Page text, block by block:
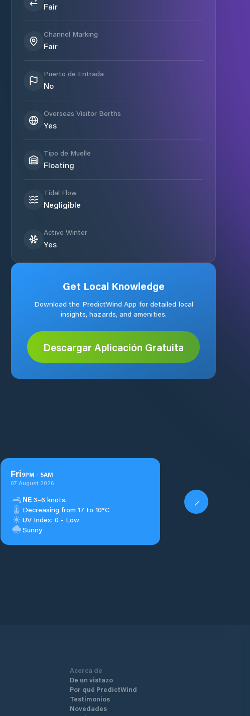
Fair
Channel Marking
Fair
Puerto de Entrada
No
Overseas Visitor Berths
Yes
Tipo de Muelle
Floating
Tidal Flow
Negligible
Active Winter
Yes
Get Local Knowledge
Download the PredictWind App for detailed local
insights, hazards, and amenities.
Descargar Aplicación Gratuita
Fri9PM - 5AM
07 August 2026
NE 3–6 knots.
Decreasing from 17 to 10°C
UV Index: 0 - Low
Sunny
Acerca de
De un vistazo
Por qué PredictWind
Testimonios
Novedades